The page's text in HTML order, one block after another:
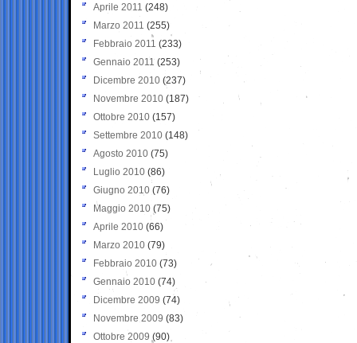
Aprile 2011 (248)
Marzo 2011 (255)
Febbraio 2011 (233)
Gennaio 2011 (253)
Dicembre 2010 (237)
Novembre 2010 (187)
Ottobre 2010 (157)
Settembre 2010 (148)
Agosto 2010 (75)
Luglio 2010 (86)
Giugno 2010 (76)
Maggio 2010 (75)
Aprile 2010 (66)
Marzo 2010 (79)
Febbraio 2010 (73)
Gennaio 2010 (74)
Dicembre 2009 (74)
Novembre 2009 (83)
Ottobre 2009 (90)